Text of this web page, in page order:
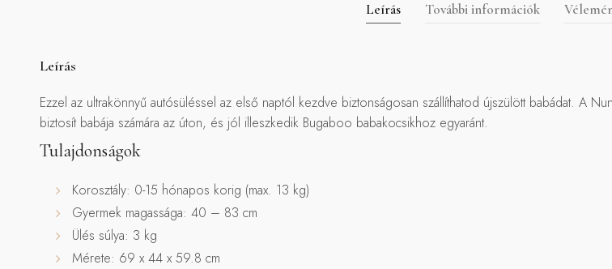
Leírás További információk
Leírás
Ezzel az ultrakönnyű autósüléssel az első naptól kezdve biztonságosan szállíthatod újszülött babádat. A
biztosít babája számára az úton, és jól illeszkedik Bugaboo babakocsikhoz egyaránt.
Tulajdonságok
Korosztály: 0-15 hónapos korig (max. 13 kg)
Gyermek magassága: 40 – 83 cm
Ülés súlya: 3 kg
Mérete: 69 x 44 x 59.8 cm